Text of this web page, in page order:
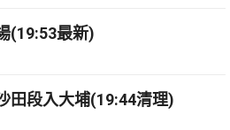
(19:53最新)
田段入大埔(19:44清理)